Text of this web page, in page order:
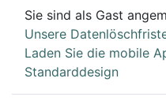
Sie sind als Gast
Unsere
Laden Sie die mobile
Standarddesign